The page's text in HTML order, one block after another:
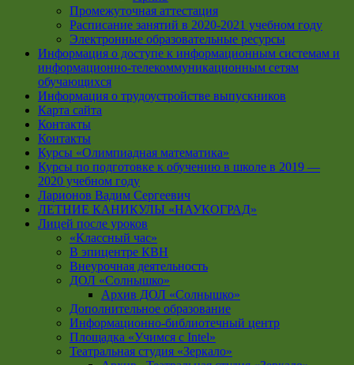
Промежуточная аттестация
Расписание занятий в 2020-2021 учебном году
Электронные образовательные ресурсы
Информация о доступе к информационным системам и
информационно-телекоммуникационным сетям
обучающихся
Информация о трудоустройстве выпускников
Карта сайта
Контакты
Контакты
Курсы «Олимпиадная математика»
Курсы по подготовке к обучению в школе в 2019 —
2020 учебном году
Ларионов Вадим Сергеевич
ЛЕТНИЕ КАНИКУЛЫ «НАУКОГРАД»
Лицей после уроков
«Классный час»
В эпицентре КВН
Внеурочная деятельность
ДОЛ «Солнышко»
Архив ДОЛ «Солнышко»
Дополнительное образование
Информационно-библиотечный центр
Площадка «Учимся с Intel»
Театральная студия «Зеркало»